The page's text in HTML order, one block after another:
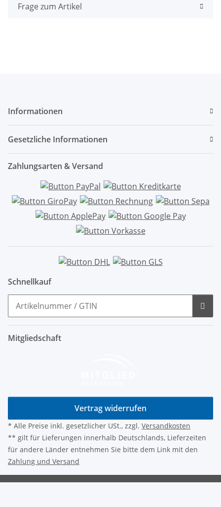
Frage zum Artikel
Informationen
Gesetzliche Informationen
Zahlungsarten & Versand
Schnellkauf
Mitgliedschaft
Vertrag widerrufen
* Alle Preise inkl. gesetzlicher USt., zzgl. Versandkosten
** gilt für Lieferungen innerhalb Deutschlands, Lieferzeiten
für andere Länder entnehmen Sie bitte dem Link mit den
Zahlung und Versand